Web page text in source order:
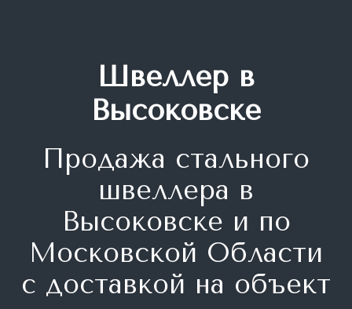
Швеллер в
Высоковске
Продажа стального
швеллера в
Высоковске и по
Московской Области
с доставкой на объект